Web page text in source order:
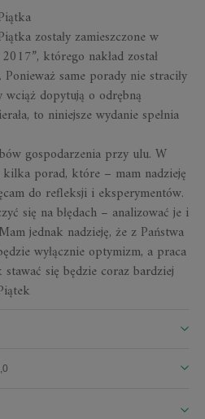
zostały zamieszczone w
którego nakład został
same porady nie straciły
dopytują o odrębną
to niniejsze wydanie spełnia
gospodarzenia przy ulu. W
kilka porad, które – mam nadzieję
do refleksji i eksperymentów.
się na błędach – analizować je i
jednak nadzieję, że z Państwa
wyłącznie optymizm, a praca
się będzie coraz bardziej